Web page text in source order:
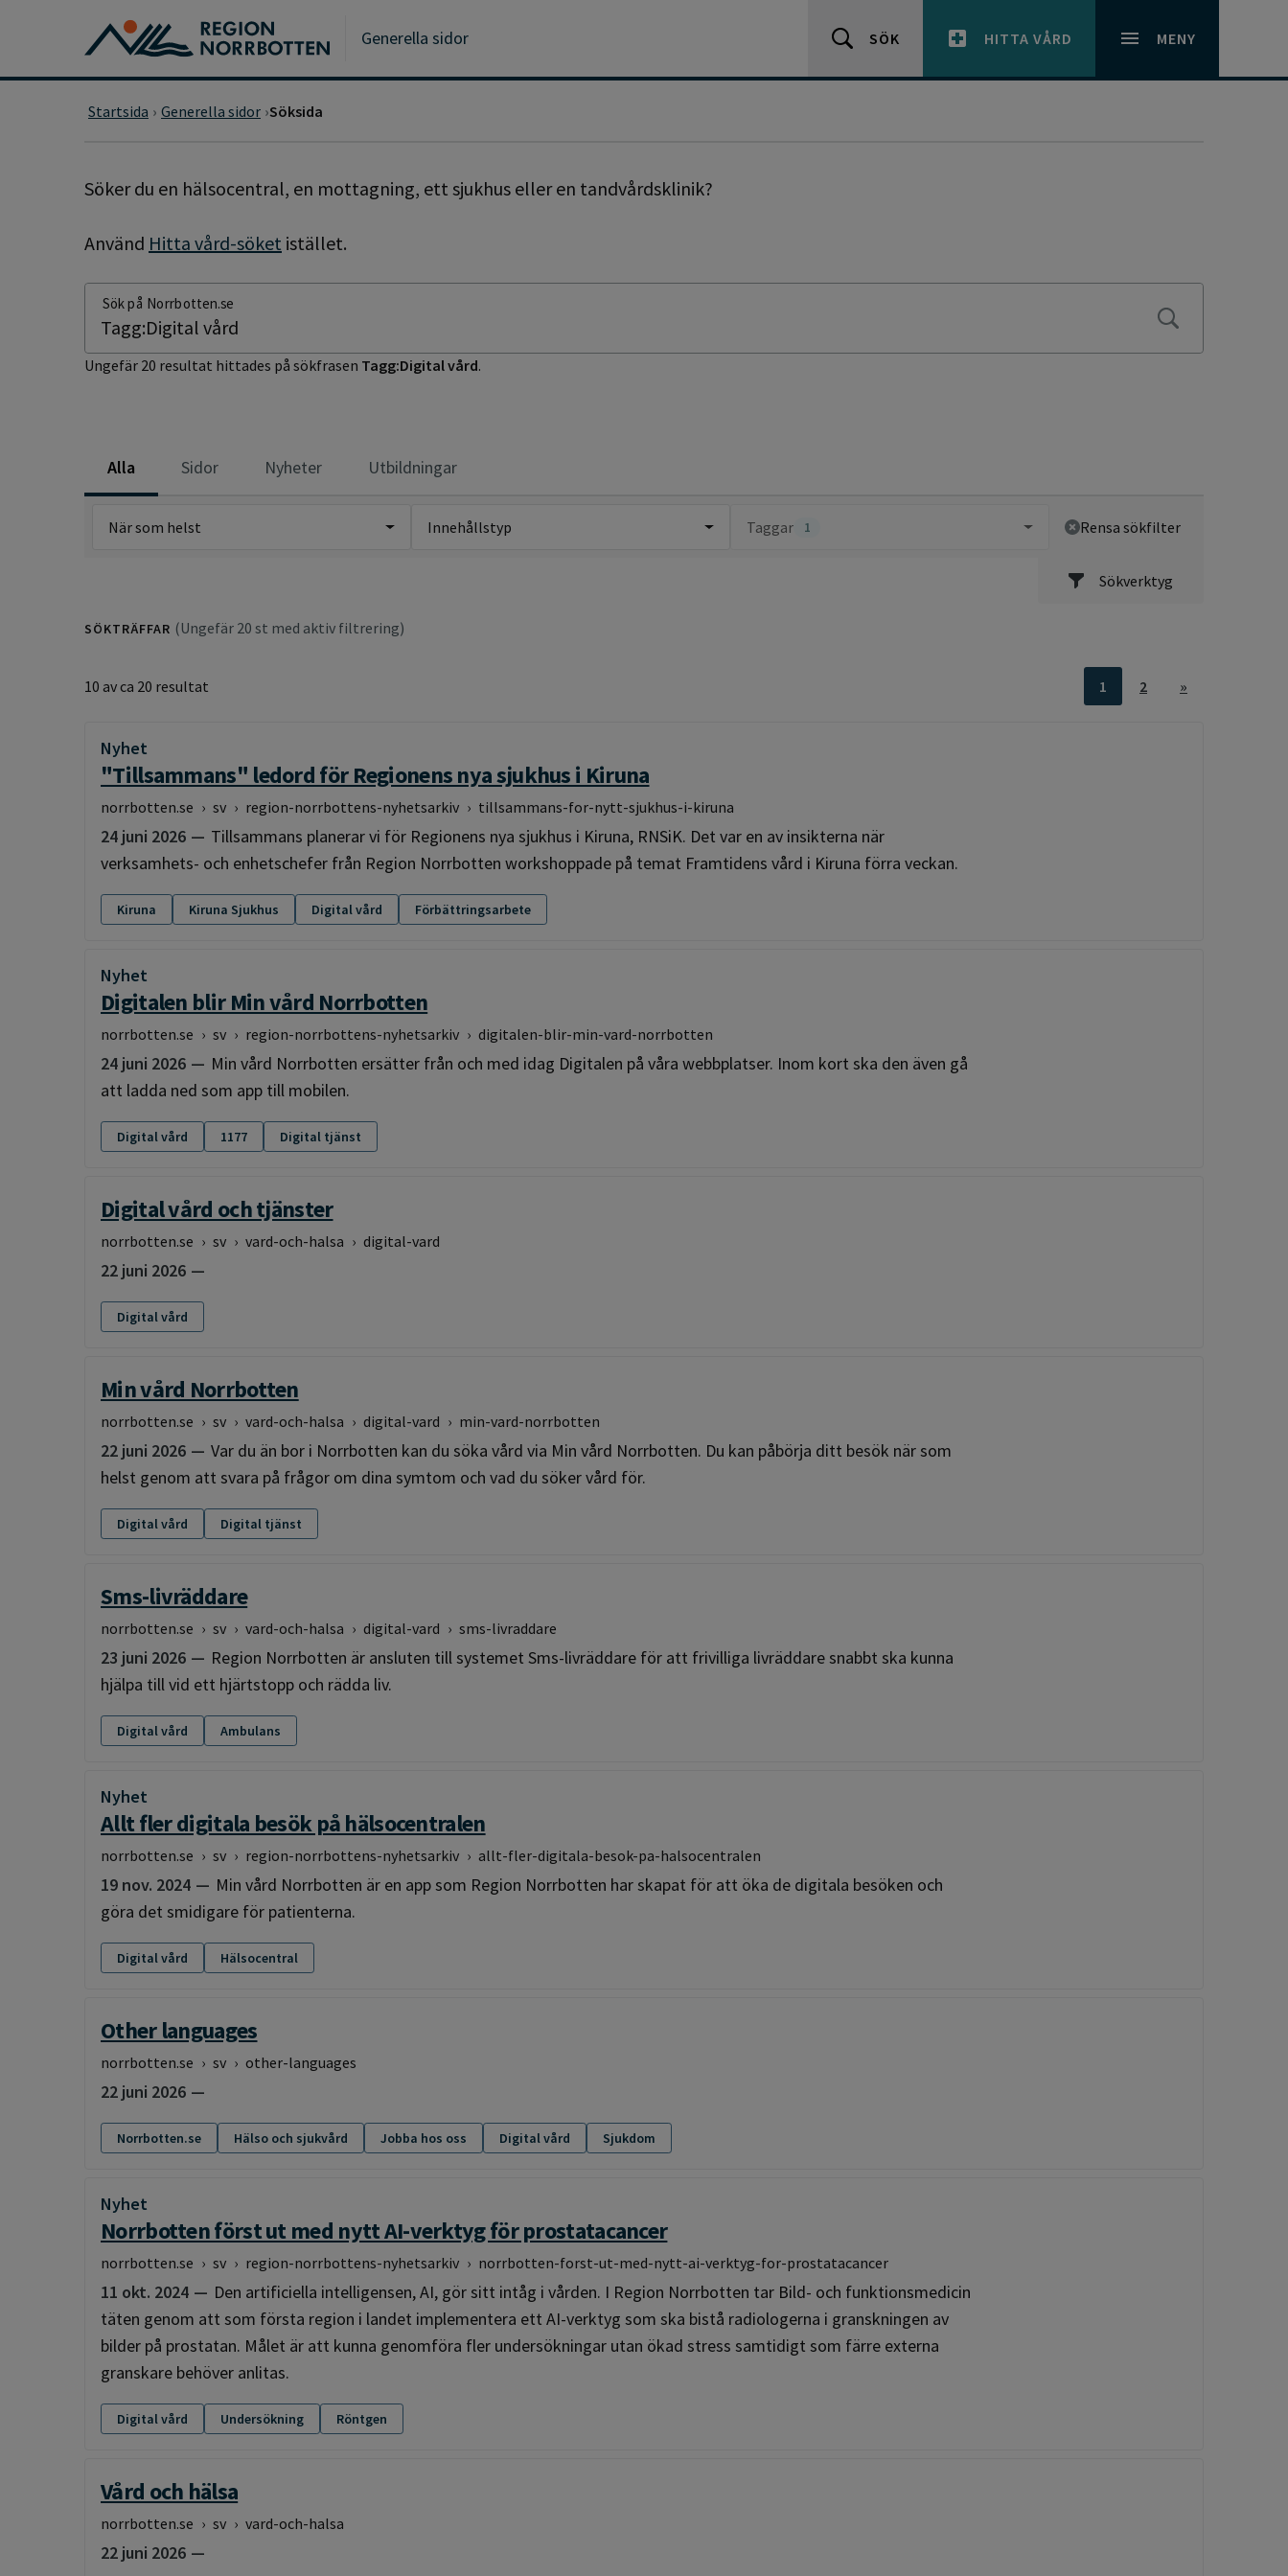
Gå till huvudmeny
Gå till övergripande innehåll
Generella sidor SÖK HITTA VÅRD MENY
Startsida Generella sidor Söksida
SÖKSIDA
Söker du en hälsocentral, en mottagning, ett sjukhus eller en tandvårdsklinik?
Använd Hitta vård-söket istället.
Sök på Norrbotten.se
Ungefär 20 resultat hittades på sökfrasen Tagg:Digital vård.
Alla Sidor Nyheter Utbildningar
Sökverktyg
När som helst Innehållstyp Taggar 1 Rensa sökfilter
SÖKTRÄFFAR (Ungefär 20 st med aktiv filtrering)
10 av ca 20 resultat 1 2 »
Nyhet
:
"Tillsammans" ledord för Regionens nya sjukhus i Kiruna
norrbotten.se › sv › region-norrbottens-nyhetsarkiv › tillsammans-for-nytt-sjukhus-i-kiruna
24 juni 2026
Tillsammans planerar vi för Regionens nya sjukhus i Kiruna, RNSiK. Det var en av insikterna när
verksamhets- och enhetschefer från Region Norrbotten workshoppade på temat Framtidens vård i Kiruna förra veckan.
Kiruna Kiruna Sjukhus Digital vård Förbättringsarbete
Nyhet
:
Digitalen blir Min vård Norrbotten
norrbotten.se › sv › region-norrbottens-nyhetsarkiv › digitalen-blir-min-vard-norrbotten
24 juni 2026
Min vård Norrbotten ersätter från och med idag Digitalen på våra webbplatser. Inom kort ska den även gå
att ladda ned som app till mobilen.
Digital vård 1177 Digital tjänst
Digital vård och tjänster
norrbotten.se › sv › vard-och-halsa › digital-vard
22 juni 2026
Digital vård
Min vård Norrbotten
norrbotten.se › sv › vard-och-halsa › digital-vard › min-vard-norrbotten
22 juni 2026
Var du än bor i Norrbotten kan du söka vård via Min vård Norrbotten. Du kan påbörja ditt besök när som
helst genom att svara på frågor om dina symtom och vad du söker vård för.
Digital vård Digital tjänst
Sms-livräddare
norrbotten.se › sv › vard-och-halsa › digital-vard › sms-livraddare
23 juni 2026
Region Norrbotten är ansluten till systemet Sms-livräddare för att frivilliga livräddare snabbt ska kunna
hjälpa till vid ett hjärtstopp och rädda liv.
Digital vård Ambulans
Nyhet
:
Allt fler digitala besök på hälsocentralen
norrbotten.se › sv › region-norrbottens-nyhetsarkiv › allt-fler-digitala-besok-pa-halsocentralen
19 nov. 2024
Min vård Norrbotten är en app som Region Norrbotten har skapat för att öka de digitala besöken och
göra det smidigare för patienterna.
Digital vård Hälsocentral
Other languages
norrbotten.se › sv › other-languages
22 juni 2026
Norrbotten.se Hälso och sjukvård Jobba hos oss Digital vård Sjukdom
Nyhet
:
Norrbotten först ut med nytt AI-verktyg för prostatacancer
norrbotten.se › sv › region-norrbottens-nyhetsarkiv › norrbotten-forst-ut-med-nytt-ai-verktyg-for-prostatacancer
11 okt. 2024
Den artificiella intelligensen, AI, gör sitt intåg i vården. I Region Norrbotten tar Bild- och funktionsmedicin
täten genom att som första region i landet implementera ett AI-verktyg som ska bistå radiologerna i granskningen av
bilder på prostatan. Målet är att kunna genomföra fler undersökningar utan ökad stress samtidigt som färre externa
granskare behöver anlitas.
Digital vård Undersökning Röntgen
Vård och hälsa
norrbotten.se › sv › vard-och-halsa
22 juni 2026